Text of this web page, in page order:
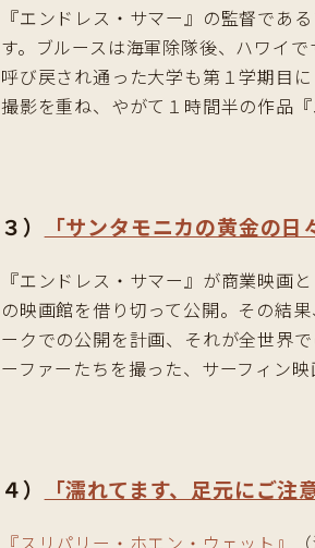
『エンドレス・サマー』の監督であ
す。ブルースは海軍除隊後、ハワイ
呼び戻され通った大学も第１学期目
撮影を重ね、やがて１時間半の作品
３） 「サンタモニカの黄金の日
『エンドレス・サマー』が商業映画
の映画館を借り切って公開。その結
ークでの公開を計画、それが全世界
ーファーたちを撮った、サーフィン
４） 「濡れてます、足元にご注